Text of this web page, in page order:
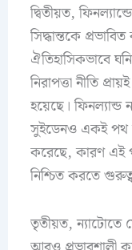
দ্বিতীয়ত,
সিদ্ধান্তকে
ঐতিহাসিকভাবে
নিরাপত্তা নীতি
হয়েছে।
সুইডেনও একই পথ
করেছে, কারণ এই
নিশ্চিত করতে
তৃতীয়ত, ন্যাটোতে